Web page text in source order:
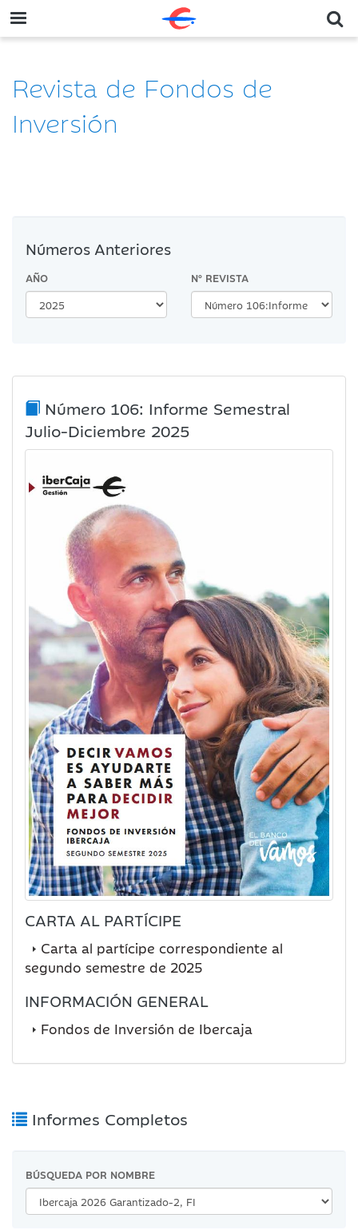
Revista de Fondos de
Inversión
Números Anteriores
AÑO Nº REVISTA
Número 106: Informe Semestral
Julio-Diciembre 2025
CARTA AL PARTÍCIPE
Carta al partícipe correspondiente al
segundo semestre de 2025
INFORMACIÓN GENERAL
Fondos de Inversión de Ibercaja
Informes Completos
BÚSQUEDA POR NOMBRE